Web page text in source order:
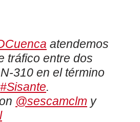
atendemos
tráfico entre dos
310 en el término
#Sisante.
@sescamclm y